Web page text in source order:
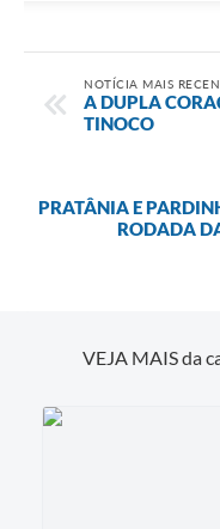
NOTÍCIA MAIS
A DUPLA
TINOCO
PRATÂNIA E
RODADA
VEJA MAIS da